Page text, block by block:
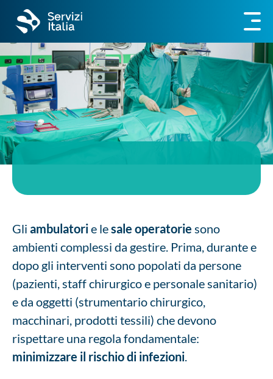
Gli ambulatorie lesale operatorie sono
ambienti complessi da gestire. Prima, durante e
dopo gli interventi sono popolati da persone
(pazienti, staff chirurgico e personale sanitario)
e da oggetti (strumentario chirurgico,
macchinari, prodotti tessili) che devono
rispettare una regola fondamentale:
minimizzare il rischio di infezioni.